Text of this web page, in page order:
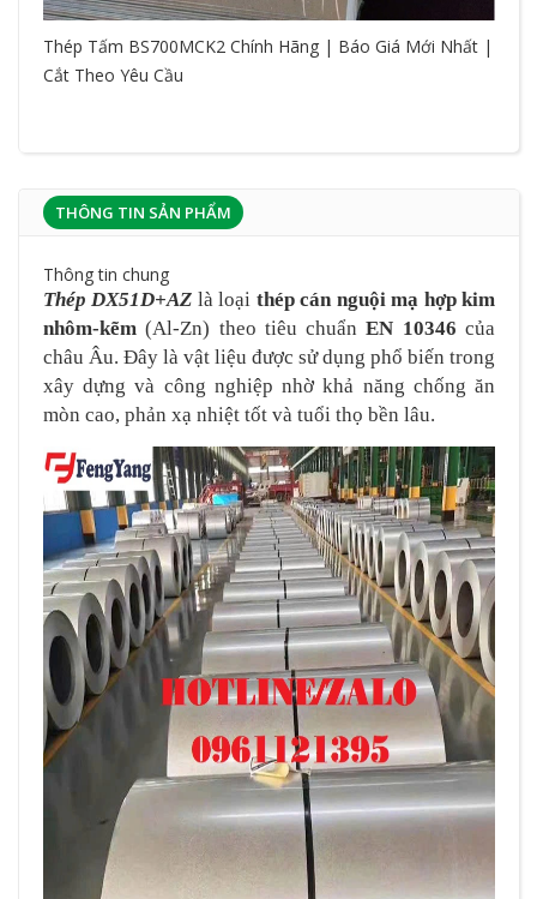
Thép Tấm BS700MCK2 Chính Hãng | Báo Giá Mới Nhất |
Cắt Theo Yêu Cầu
THÔNG TIN SẢN PHẨM
Thông tin chung
Thép DX51D+AZ là loại thép cán nguội mạ hợp kim
nhôm-kẽm (Al-Zn) theo tiêu chuẩnEN 10346 của
châu Âu. Đây là vật liệu được sử dụng phổ biến trong
xây dựng và công nghiệp nhờ khả năng chống ăn
mòn cao, phản xạ nhiệt tốt và tuổi thọ bền lâu.